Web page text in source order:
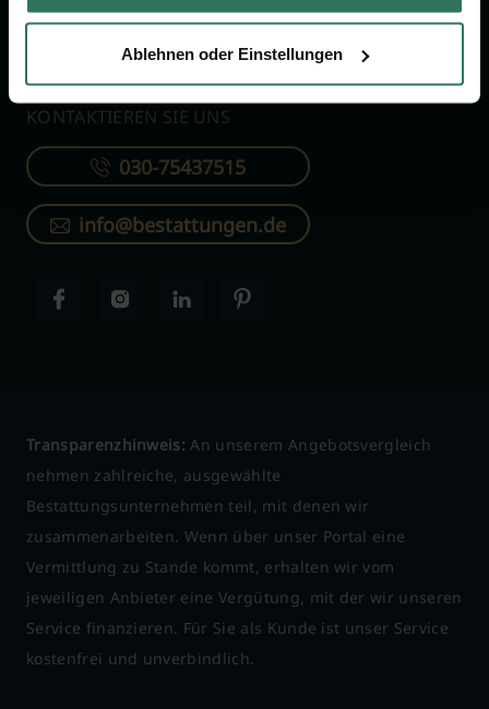
Ablehnen oder Einstellungen
Für Bestatter
KONTAKTIEREN SIE UNS
030-75437515
info@bestattungen.de
Transparenzhinweis: An unserem Angebotsvergleich
nehmen zahlreiche, ausgewählte
Bestattungsunternehmen teil, mit denen wir
zusammenarbeiten. Wenn über unser Portal eine
Vermittlung zu Stande kommt, erhalten wir vom
jeweiligen Anbieter eine Vergütung, mit der wir unseren
Service finanzieren. Für Sie als Kunde ist unser Service
kostenfrei und unverbindlich.